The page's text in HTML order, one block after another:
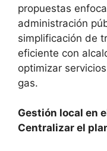
propuestas
administración
simplificación de
eficiente con
optimizar
gas.
Gestión local en
Centralizar el